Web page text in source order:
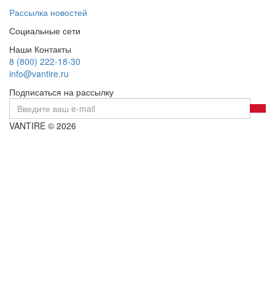
Рассылка новостей
Социальные сети
Наши Контакты
8 (800) 222-18-30
info@vantire.ru
Подписаться на рассылку
VANTIRE © 2026